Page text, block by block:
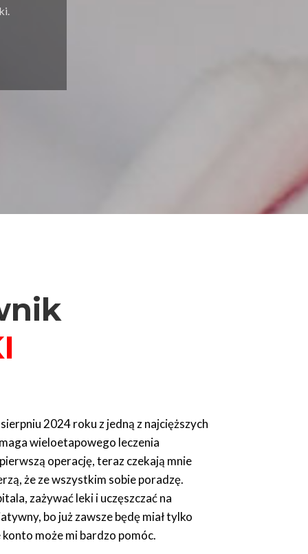
2024 roku z jedną z najcięższych
wieloetapowego leczenia
operację, teraz czekają mnie
że ze wszystkim sobie poradzę.
zażywać leki i uczęszczać na
bo już zawsze będę miał tylko
może mi bardzo pomóc.